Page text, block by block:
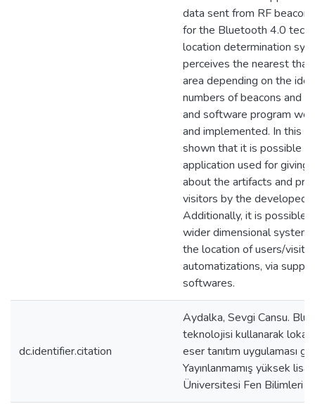
data sent from RF
for the Bluetooth 4.0
location determination
perceives the nearest
area depending on the
numbers of beacons and
and software program
and implemented. In this
shown that it is possible
application used for giving
about the artifacts and
visitors by the developed
Additionally, it is possible
wider dimensional
the location of users/
automatizations, via
softwares.
dc.identifier.citation
Aydalka, Sevgi Cansu.
teknolojisi kullanarak
eser tanıtım uygulaması
Yayınlanmamış yüksek
Üniversitesi Fen Bilimleri